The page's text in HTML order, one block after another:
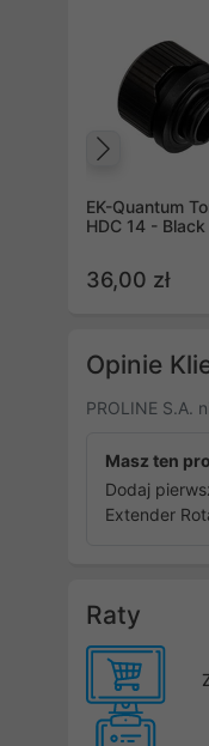
EK-Quantum
HDC 14 - Black
36,00 zł
Opinie
PROLINE S.A.
Masz ten
Dodaj
Extender
Raty